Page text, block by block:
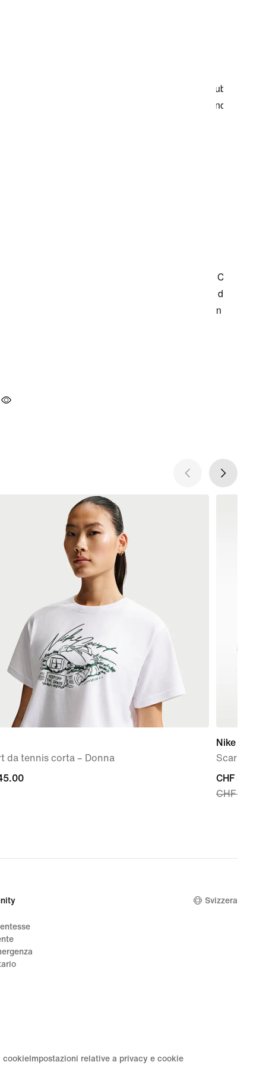
da tennis corta – Donna
Nike
Scarpa da
current
price
price
CHF 80.99
CHF
Svizzera
cookie Impostazioni relative a privacy e cookie